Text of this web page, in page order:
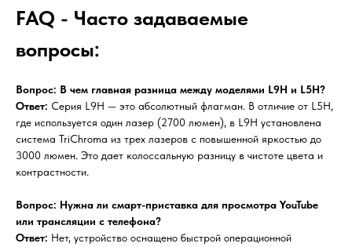
FAQ - Часто задаваемые
вопросы:
Вопрос: В чем главная разница между моделями L9H и L5H?
Ответ: Серия L9H — это абсолютный флагман. В отличие от L5H,
где используется один лазер (2700 люмен), в L9H установлена
система TriChroma из трех лазеров с повышенной яркостью до
3000 люмен. Это дает колоссальную разницу в чистоте цвета и
контрастности.
Вопрос: Нужна ли смарт-приставка для просмотра YouTube
или трансляции с телефона?
Ответ: Нет, устройство оснащено быстрой операционной